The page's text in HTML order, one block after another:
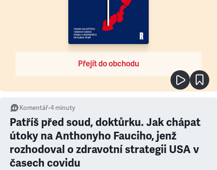
Přejít do obchodu
Komentář•4 minuty
Patříš před soud, doktůrku. Jak chápat
útoky na Anthonyho Fauciho, jenž
rozhodoval o zdravotní strategii USA v
časech covidu